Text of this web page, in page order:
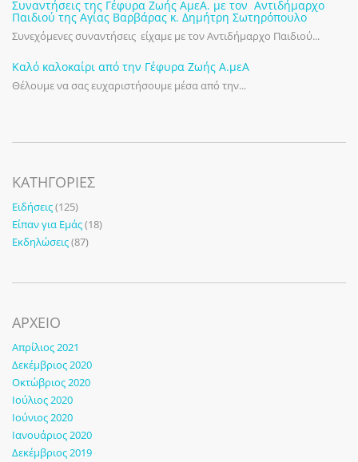
Συναντήσεις της Γέφυρα Ζωής ΑμεΑ. με τον Αντιδήμαρχο
Παιδιού της Αγίας Βαρβάρας κ. Δημήτρη Σωτηρόπουλο
Συνεχόμενες συναντήσεις είχαμε με τον Αντιδήμαρχο Παιδιού...
Καλό καλοκαίρι από την Γέφυρα Ζωής Α.μεΑ
Θέλουμε να σας ευχαριστήσουμε μέσα από την...
KΑΤΗΓΟΡΊΕΣ
Ειδήσεις(125)
Είπαν για Εμάς(18)
Εκδηλώσεις(87)
ΑΡΧΕΙΟ
Απρίλιος 2021
Δεκέμβριος 2020
Οκτώβριος 2020
Ιούλιος 2020
Ιούνιος 2020
Ιανουάριος 2020
Δεκέμβριος 2019